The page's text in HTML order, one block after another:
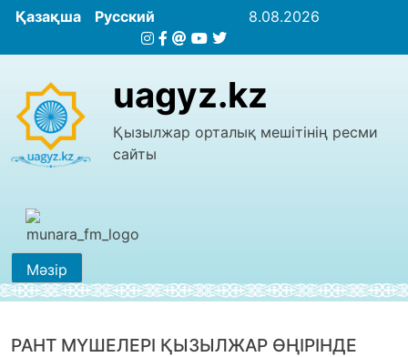
Қазақша Русский 8.08.2026
uagyz.kz
Қызылжар орталық мешітінің ресми
сайты
Мәзір
РАНТ МҮШЕЛЕРІ ҚЫЗЫЛЖАР ӨҢІРІНДЕ